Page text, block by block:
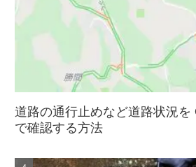
道路の通行止めなど道路状況を
で確認する方法